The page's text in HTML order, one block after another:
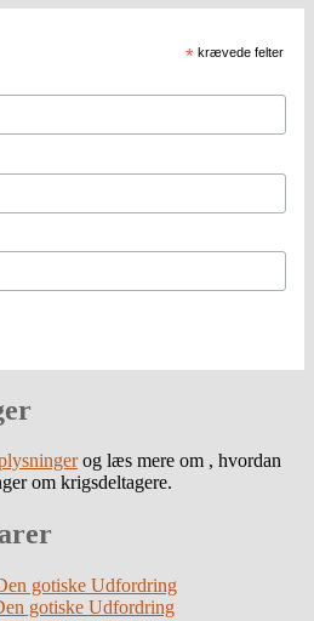
* krævede felter
og læs mere om , hvordan
om krigsdeltagere.
gotiske Udfordring
gotiske Udfordring